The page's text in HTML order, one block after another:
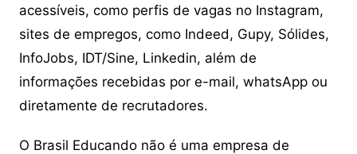
acessíveis, como perfis de vagas no Instagram,
sites de empregos, como Indeed, Gupy, Sólides,
InfoJobs, IDT/Sine, Linkedin, além de
informações recebidas por e-mail, whatsApp ou
diretamente de recrutadores.
O Brasil Educando não é uma empresa de